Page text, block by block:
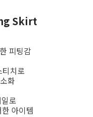
Skirt
피팅감
치로
화
로
아이템